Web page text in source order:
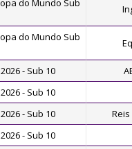
do Mundo Sub
do Mundo Sub
- Sub 10
- Sub 10
- Sub 10
- Sub 10